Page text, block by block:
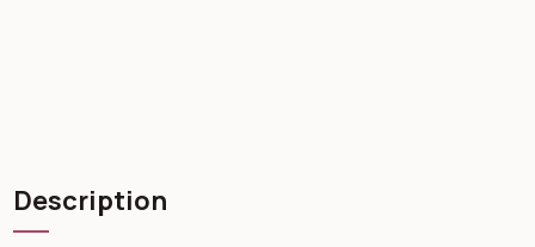
Description